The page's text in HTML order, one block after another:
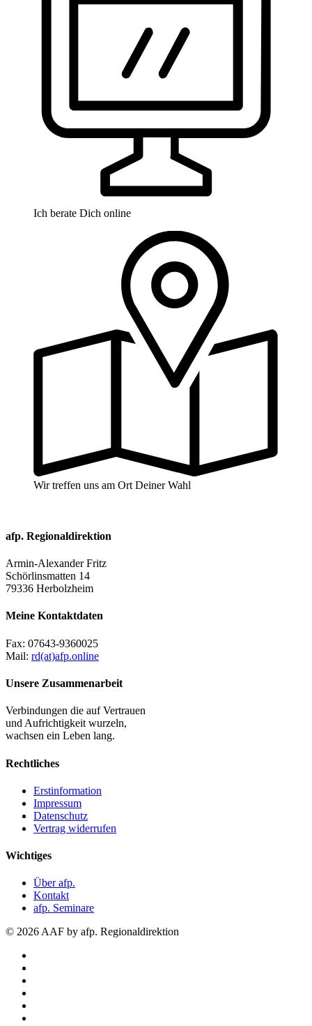
Ich berate Dich online
Wir treffen uns am Ort Deiner Wahl
afp. Regionaldirektion
Armin-Alexander Fritz
Schörlinsmatten 14
79336 Herbolzheim
Meine Kontaktdaten
Fax: 07643-9360025
Mail: rd(at)afp.online
Unsere Zusammenarbeit
Verbindungen die auf Vertrauen
und Aufrichtigkeit wurzeln,
wachsen ein Leben lang.
Rechtliches
Erstinformation
Impressum
Datenschutz
Vertrag widerrufen
Wichtiges
Über afp.
Kontakt
afp. Seminare
© 2026 AAF by afp. Regionaldirektion